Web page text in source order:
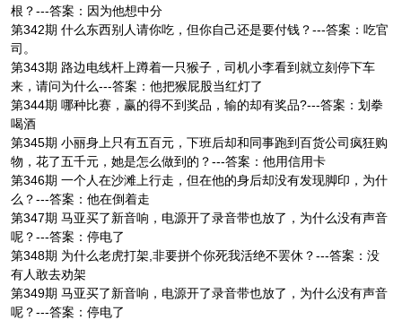
根？---答案：因为他想中分
第342期 什么东西别人请你吃，但你自己还是要付钱？---答案：吃官
司。
第343期 路边电线杆上蹲着一只猴子，司机小李看到就立刻停下车
来，请问为什么---答案：他把猴屁股当红灯了
第344期 哪种比赛，赢的得不到奖品，输的却有奖品?---答案：划拳
喝酒
第345期 小丽身上只有五百元，下班后却和同事跑到百货公司疯狂购
物，花了五千元，她是怎么做到的？---答案：他用信用卡
第346期 一个人在沙滩上行走，但在他的身后却没有发现脚印，为什
么？---答案：他在倒着走
第347期 马亚买了新音响，电源开了录音带也放了，为什么没有声音
呢？---答案：停电了
第348期 为什么老虎打架,非要拼个你死我活绝不罢休？---答案：没
有人敢去劝架
第349期 马亚买了新音响，电源开了录音带也放了，为什么没有声音
呢？---答案：停电了